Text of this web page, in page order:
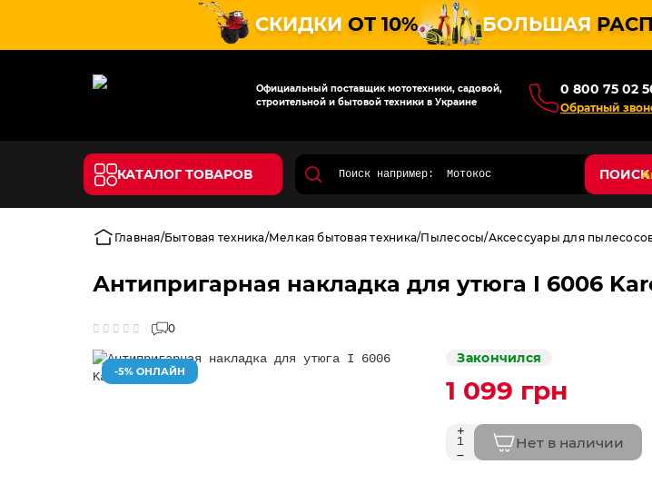
СКИДКИ ОТ 10% БОЛЬШАЯ
Официальный поставщик мототехники, садовой,
строительной и бытовой техники в Украине
0 800 75 02
Обратный
КАТАЛОГ ТОВАРОВ ПОИСК
Главная Бытовая техника Мелкая бытовая техника Пылесосы Аксессуары для
Антипригарная накладка для утюга I 6006
0
-5% ОНЛАЙН
Закончился
1 099 грн
Нет в наличии